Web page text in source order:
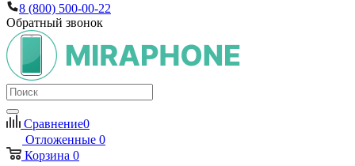
8 (800) 500-00-22
Обратный звонок
Сравнение0
Отложенные 0
Корзина 0